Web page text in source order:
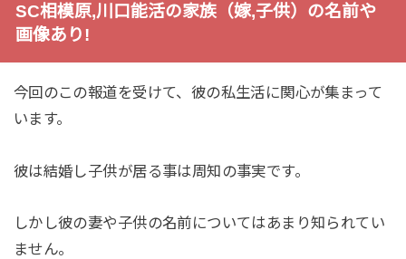
SC相模原,川口能活の家族（嫁,子供）の名前や
画像あり!
今回のこの報道を受けて、彼の私生活に関心が集まって
います。
彼は結婚し子供が居る事は周知の事実です。
しかし彼の妻や子供の名前についてはあまり知られてい
ません。